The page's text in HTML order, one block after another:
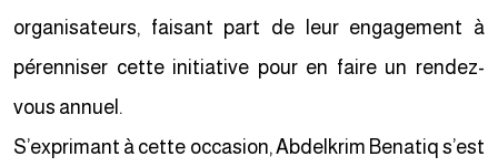
organisateurs, faisant part de leur engagement à
pérenniser cette initiative pour en faire un rendez-
vous annuel.
S’exprimant à cette occasion, Abdelkrim Benatiq s’est